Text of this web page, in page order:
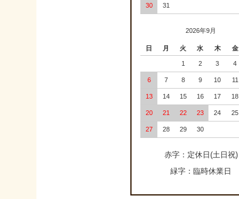
30 31
2026年9月
日 月 火 水 木 金
1 2 3 4
6 7 8 9 10 11
13 14 15 16 17 18
20 21 22 23 24 25
27 28 29 30
赤字：定休日(土日祝)
緑字：臨時休業日